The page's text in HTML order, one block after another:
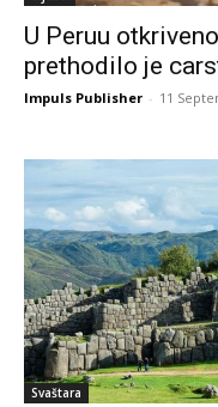
U Peruu
prethodilo je
Impuls Publisher - 11
Svaštara